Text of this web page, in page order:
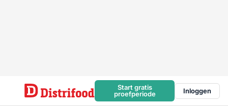
Start gratis
proefperiode
Inloggen